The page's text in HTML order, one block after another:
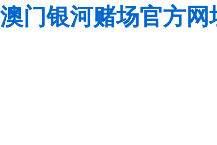
澳门银河赌场官方网